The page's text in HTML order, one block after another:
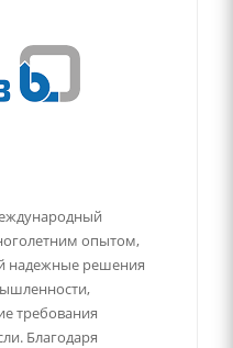
опытом,
надежные решения
требования
Благодаря